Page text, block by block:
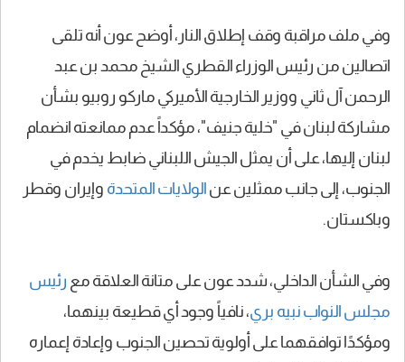
وفي ملف مراقبة وقف إطلاق النار، أوضح عون أنه تلقى
اتصالين من رئيس الوزراء القطري الشيخ محمد بن عبد
الرحمن آل ثاني ووزير الخارجية الأميركي ماركو روبيو بشأن
مشاركة لبنان في "خلية جنيف"، مؤكداً عدم ممانعته انضمام
لبنان إليها، على أن يمثل الجيش اللبناني ضابط يخدم في
الجنوب، إلى جانب ممثلين عن الولايات المتحدة وإيران وقطر
وباكستان.
وفي الشأن الداخلي، شدد عون على متانة العلاقة مع رئيس
مجلس النواب نبيه بري، نافياً وجود أي قطيعة بينهما،
ومؤكدًا توافقهما على أولوية تحصين الجنوب وإعادة إعماره